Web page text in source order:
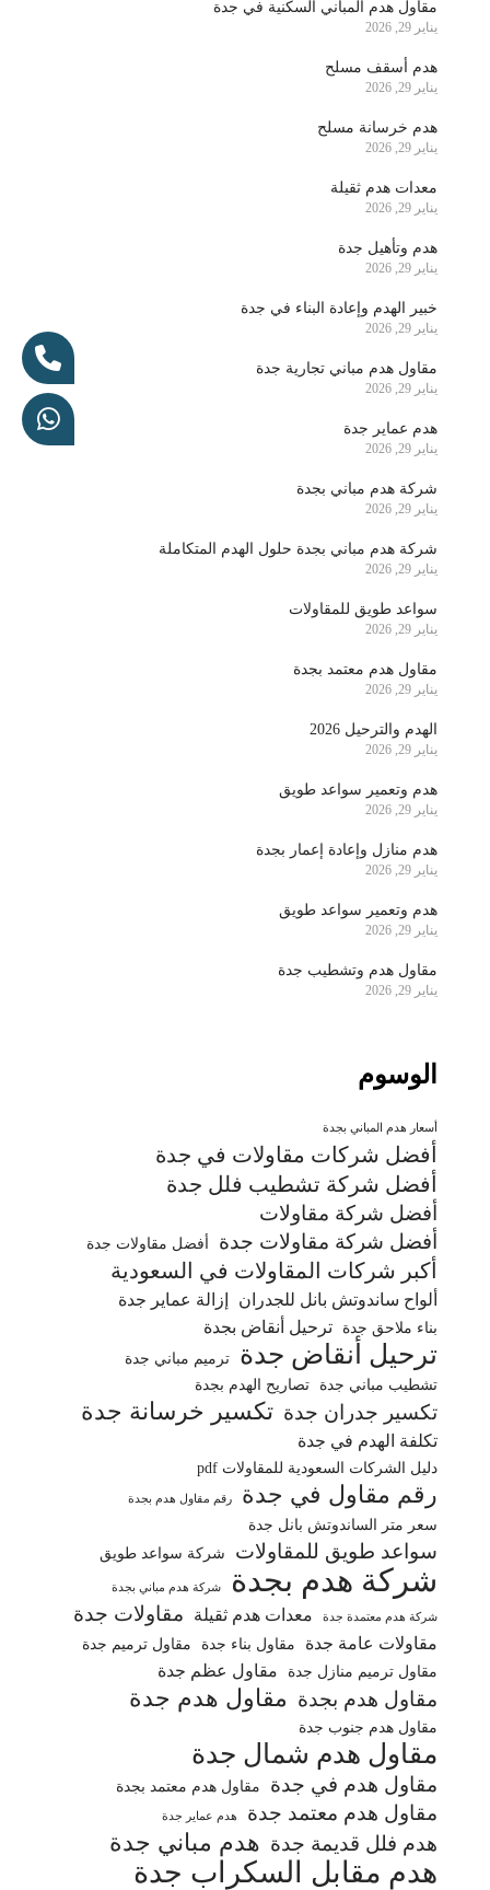
مقاول هدم المباني السكنية في جدة
يناير 29, 2026
هدم أسقف مسلح
يناير 29, 2026
هدم خرسانة مسلح
يناير 29, 2026
معدات هدم ثقيلة
يناير 29, 2026
هدم وتأهيل جدة
يناير 29, 2026
خبير الهدم وإعادة البناء في جدة
يناير 29, 2026
مقاول هدم مباني تجارية جدة
يناير 29, 2026
هدم عماير جدة
يناير 29, 2026
شركة هدم مباني بجدة
يناير 29, 2026
شركة هدم مباني بجدة حلول الهدم المتكاملة
يناير 29, 2026
سواعد طويق للمقاولات
يناير 29, 2026
مقاول هدم معتمد بجدة
يناير 29, 2026
الهدم والترحيل 2026
يناير 29, 2026
هدم وتعمير سواعد طويق
يناير 29, 2026
هدم منازل وإعادة إعمار بجدة
يناير 29, 2026
هدم وتعمير سواعد طويق
يناير 29, 2026
مقاول هدم وتشطيب جدة
يناير 29, 2026
الوسوم
أسعار هدم المباني بجدة
أفضل شركات مقاولات في جدة
أفضل شركة تشطيب فلل جدة
أفضل شركة مقاولات
أفضل شركة مقاولات جدة
أفضل مقاولات جدة
أكبر شركات المقاولات في السعودية
ألواح ساندوتش بانل للجدران إزالة عماير جدة
بناء ملاحق جدة ترحيل أنقاض بجدة
ترحيل أنقاض جدة
ترميم مباني جدة
تشطيب مباني جدة
تصاريح الهدم بجدة
تكسير جدران جدة تكسير خرسانة جدة
تكلفة الهدم في جدة
دليل الشركات السعودية للمقاولات pdf
رقم مقاول في جدة رقم مقاول هدم بجدة
سعر متر الساندوتش بانل جدة
سواعد طويق للمقاولات شركة سواعد طويق
شركة هدم بجدة شركة هدم مباني بجدة
شركة هدم معتمدة جدة معدات هدم ثقيلة مقاولات جدة
مقاولات عامة جدة مقاول بناء جدة
مقاول ترميم جدة
مقاول ترميم منازل جدة
مقاول عظم جدة
مقاول هدم بجدة مقاول هدم جدة
مقاول هدم جنوب جدة
مقاول هدم شمال جدة
مقاول هدم في جدة مقاول هدم معتمد بجدة
مقاول هدم معتمد جدة هدم عماير جدة
هدم فلل قديمة جدة هدم مباني جدة
هدم مقابل السكراب جدة